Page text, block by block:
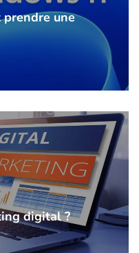
une
digital ?